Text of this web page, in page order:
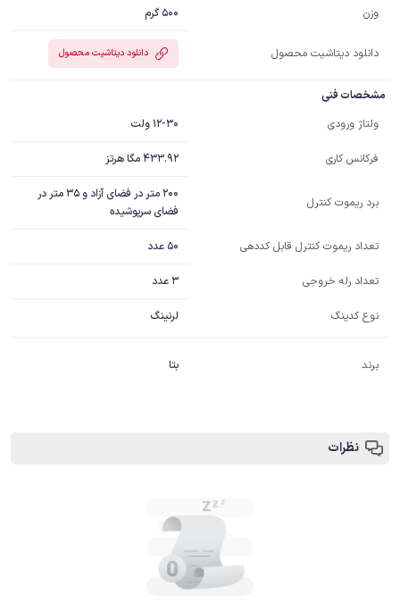
وزن 500 گرم
دانلود دیتاشیت محصول دانلود دیتاشیت محصول
مشخصات فنی
ولتاژ ورودی
12-30 ولت
فرکانس کاری 433.92 مگا هرتز
برد ریموت کنترل
200 متر در فضای آزاد و 35 متر در
فضای سرپوشیده
تعداد ریموت کنترل قابل کددهی 50 عدد
تعداد رله خروجی 3 عدد
نوع کدینگ لرنینگ
برند بتا
نظرات